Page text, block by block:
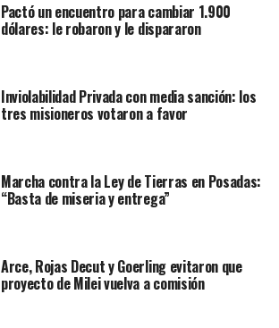
Pactó un encuentro para cambiar 1.900
dólares: le robaron y le dispararon
Inviolabilidad Privada con media sanción: los
tres misioneros votaron a favor
Marcha contra la Ley de Tierras en Posadas:
“Basta de miseria y entrega”
Arce, Rojas Decut y Goerling evitaron que
proyecto de Milei vuelva a comisión